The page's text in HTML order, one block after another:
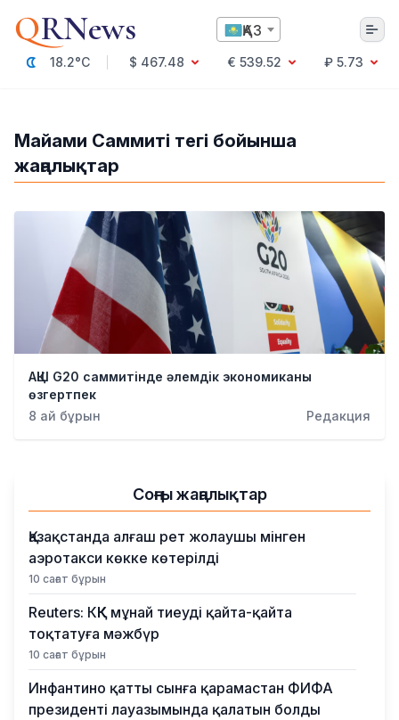
QRNews ҚАЗ
18.2°C $ 467.48 € 539.52
₽ 5.73
Саясат
Технология
Экономика
Білім және Ғылым
Оқиға
Спорт
Денсаулық
Бизнес
Қылмыс
Майами Саммиті тегі бойынша
жаңалықтар
АҚШ G20 саммитінде әлемдік экономиканы
өзгертпек
8 ай бұрын
Редакция
Соңғы жаңалықтар
Қазақстанда алғаш рет жолаушы мінген
аэротакси көкке көтерілді
10 сағат бұрын
Reuters: КҚК мұнай тиеуді қайта-қайта
тоқтатуға мәжбүр
10 сағат бұрын
Инфантино қатты сынға қарамастан ФИФА
президенті лауазымында қалатын болды